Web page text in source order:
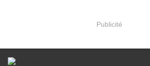
Publicité